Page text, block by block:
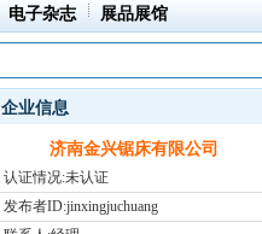
电子杂志 展品展馆
企业信息
济南金兴锯床有限公司
认证情况:未认证
发布者ID:jinxingjuchuang